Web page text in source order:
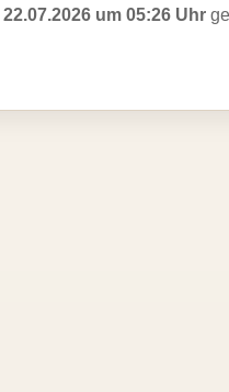
22.07.2026 um 05:26 Uhr